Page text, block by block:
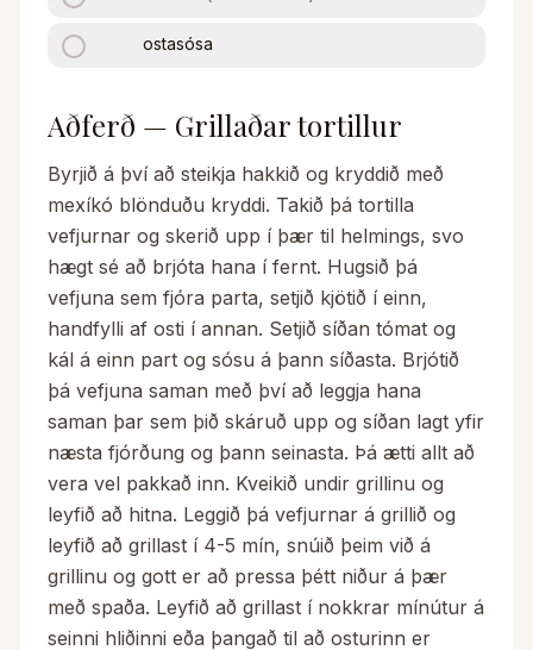
ostasósa
Aðferð — Grillaðar tortillur
Byrjið á því að steikja hakkið og kryddið með
mexíkó blönduðu kryddi. Takið þá tortilla
vefjurnar og skerið upp í þær til helmings, svo
hægt sé að brjóta hana í fernt. Hugsið þá
vefjuna sem fjóra parta, setjið kjötið í einn,
handfylli af osti í annan. Setjið síðan tómat og
kál á einn part og sósu á þann síðasta. Brjótið
þá vefjuna saman með því að leggja hana
saman þar sem þið skáruð upp og síðan lagt yfir
næsta fjórðung og þann seinasta. Þá ætti allt að
vera vel pakkað inn. Kveikið undir grillinu og
leyfið að hitna. Leggið þá vefjurnar á grillið og
leyfið að grillast í 4-5 mín, snúið þeim við á
grillinu og gott er að pressa þétt niður á þær
með spaða. Leyfið að grillast í nokkrar mínútur á
seinni hliðinni eða þangað til að osturinn er